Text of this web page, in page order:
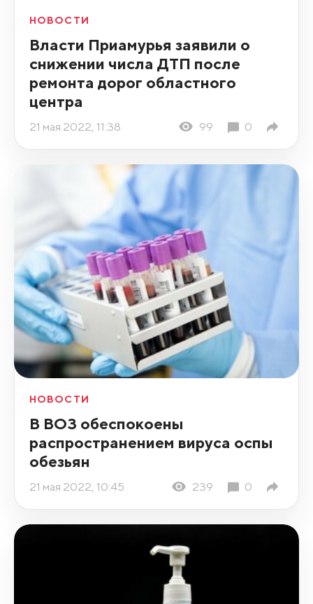
НОВОСТИ
Власти Приамурья заявили о
снижении числа ДТП после
ремонта дорог областного
центра
21 мая 2022, 11:38 99 0
НОВОСТИ
В ВОЗ обеспокоены
распространением вируса оспы
обезьян
21 мая 2022, 10:45 239 0